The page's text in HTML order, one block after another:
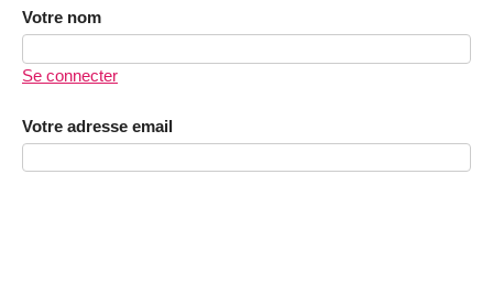
Votre nom
Se connecter
Votre adresse email